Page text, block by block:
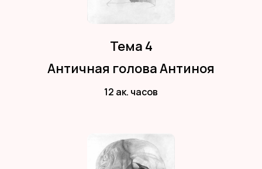
Тема 4
Античная голова Антиноя
12 ак. часов